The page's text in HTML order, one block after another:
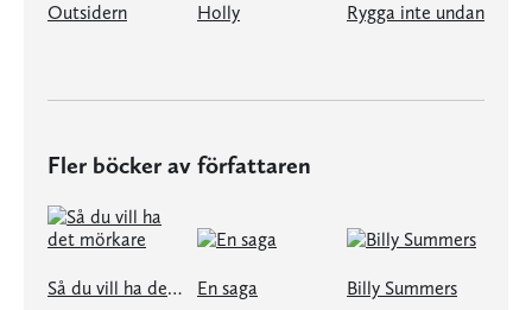
Outsidern Holly Rygga inte undan
Fler böcker av författaren
Så du vill ha det mörkare En saga Billy Summers